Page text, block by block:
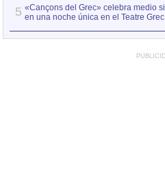
5 «Cançons del Grec» celebra medio
en una noche única en el Teatre Grec